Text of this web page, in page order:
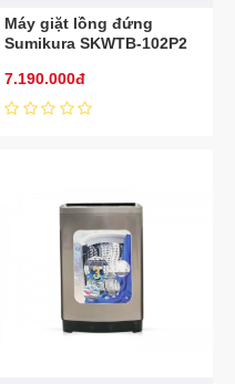
Máy giặt lồng đứng
Sumikura SKWTB-102P2
7.190.000đ